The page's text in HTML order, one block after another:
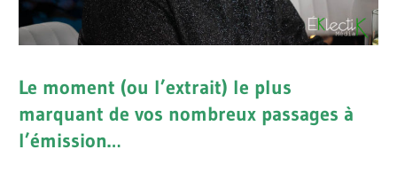
Le moment (ou l’extrait) le plus
marquant de vos nombreux passages à
l’émission…